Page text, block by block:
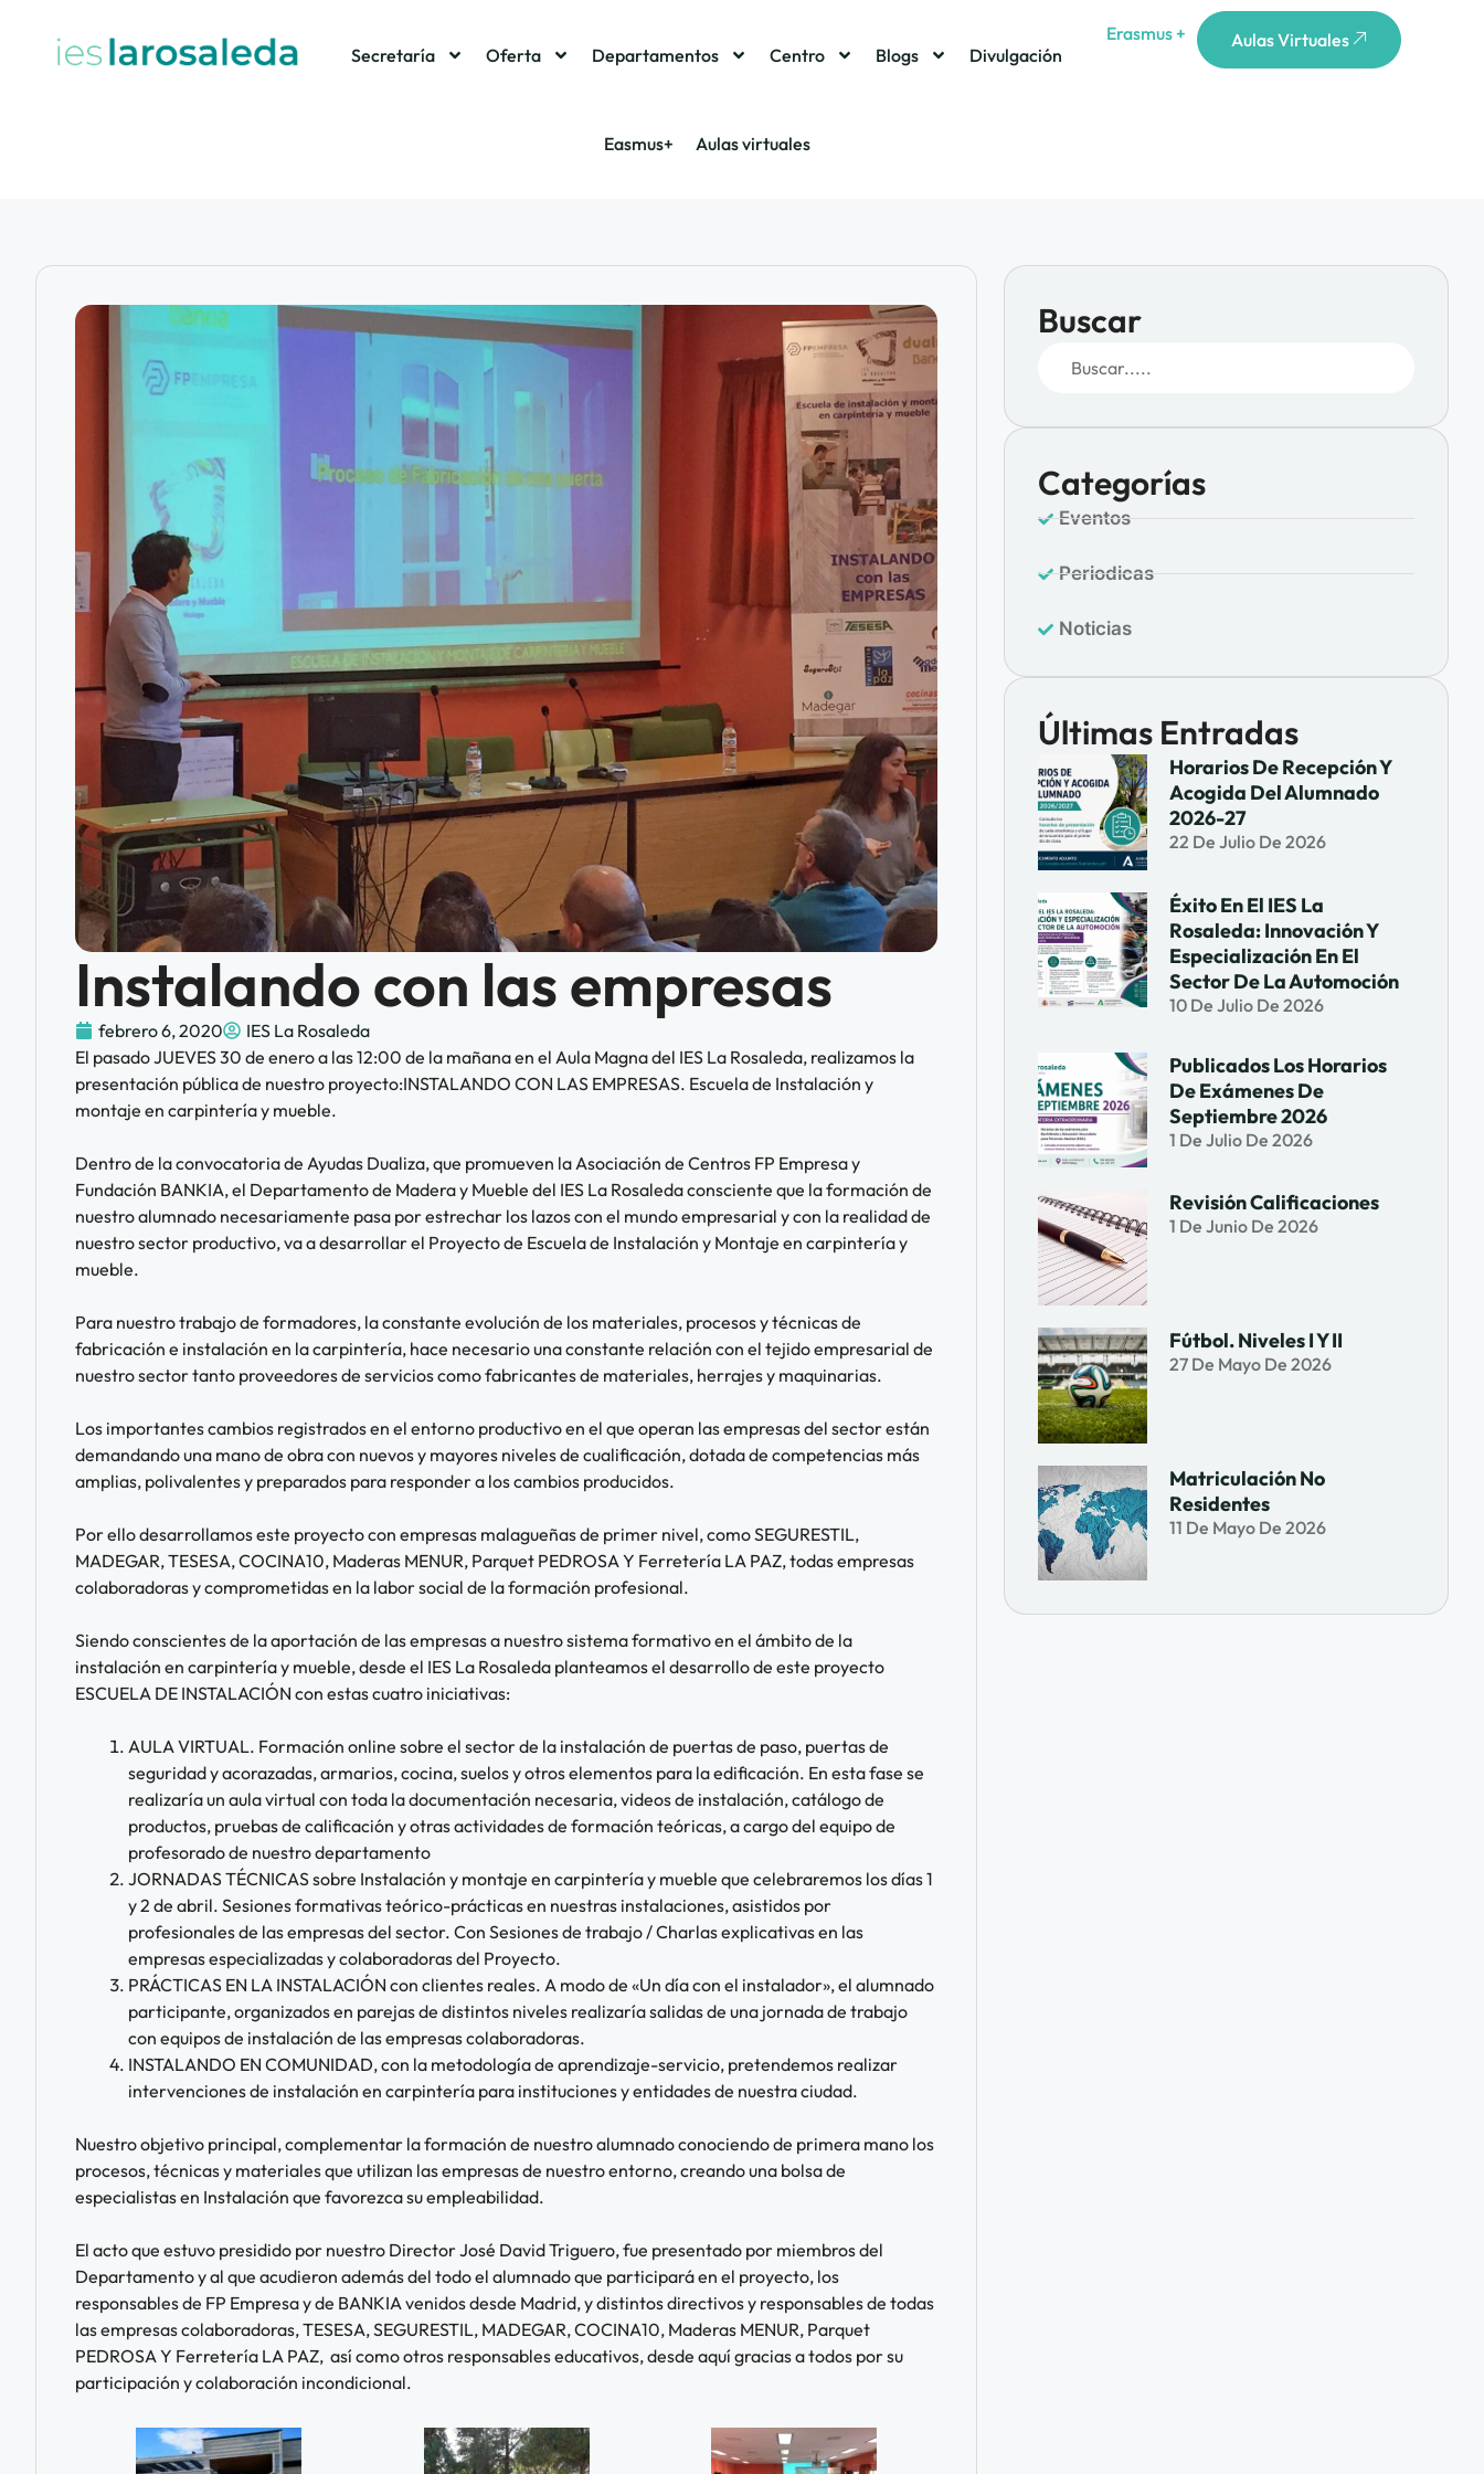
Secretaría Oferta Departamentos Centro Blogs Divulgación
Easmus+ Aulas virtuales
Erasmus + Aulas Virtuales
Instalando con las empresas
febrero 6, 2020
IES La Rosaleda
El pasado JUEVES 30 de enero a las 12:00 de la mañana en el Aula Magna del IES La Rosaleda, realizamos la
presentación pública de nuestro proyecto:INSTALANDO CON LAS EMPRESAS. Escuela de Instalación y
montaje en carpintería y mueble.
Dentro de la convocatoria de Ayudas Dualiza, que promueven la Asociación de Centros FP Empresa y
Fundación BANKIA, el Departamento de Madera y Mueble del IES La Rosaleda consciente que la formación de
nuestro alumnado necesariamente pasa por estrechar los lazos con el mundo empresarial y con la realidad de
nuestro sector productivo, va a desarrollar el Proyecto de Escuela de Instalación y Montaje en carpintería y
mueble.
Para nuestro trabajo de formadores, la constante evolución de los materiales, procesos y técnicas de
fabricación e instalación en la carpintería, hace necesario una constante relación con el tejido empresarial de
nuestro sector tanto proveedores de servicios como fabricantes de materiales, herrajes y maquinarias.
Los importantes cambios registrados en el entorno productivo en el que operan las empresas del sector están
demandando una mano de obra con nuevos y mayores niveles de cualificación, dotada de competencias más
amplias, polivalentes y preparados para responder a los cambios producidos.
Por ello desarrollamos este proyecto con empresas malagueñas de primer nivel, como SEGURESTIL,
MADEGAR, TESESA, COCINA10, Maderas MENUR, Parquet PEDROSA Y Ferretería LA PAZ, todas empresas
colaboradoras y comprometidas en la labor social de la formación profesional.
Siendo conscientes de la aportación de las empresas a nuestro sistema formativo en el ámbito de la
instalación en carpintería y mueble, desde el IES La Rosaleda planteamos el desarrollo de este proyecto
ESCUELA DE INSTALACIÓN con estas cuatro iniciativas:
AULA VIRTUAL. Formación online sobre el sector de la instalación de puertas de paso, puertas de
seguridad y acorazadas, armarios, cocina, suelos y otros elementos para la edificación. En esta fase se
realizaría un aula virtual con toda la documentación necesaria, videos de instalación, catálogo de
productos, pruebas de calificación y otras actividades de formación teóricas, a cargo del equipo de
profesorado de nuestro departamento
JORNADAS TÉCNICAS sobre Instalación y montaje en carpintería y mueble que celebraremos los días 1
y 2 de abril. Sesiones formativas teórico-prácticas en nuestras instalaciones, asistidos por
profesionales de las empresas del sector. Con Sesiones de trabajo / Charlas explicativas en las
empresas especializadas y colaboradoras del Proyecto.
PRÁCTICAS EN LA INSTALACIÓN con clientes reales. A modo de «Un día con el instalador», el alumnado
participante, organizados en parejas de distintos niveles realizaría salidas de una jornada de trabajo
con equipos de instalación de las empresas colaboradoras.
INSTALANDO EN COMUNIDAD, con la metodología de aprendizaje-servicio, pretendemos realizar
intervenciones de instalación en carpintería para instituciones y entidades de nuestra ciudad.
Nuestro objetivo principal, complementar la formación de nuestro alumnado conociendo de primera mano los
procesos, técnicas y materiales que utilizan las empresas de nuestro entorno, creando una bolsa de
especialistas en Instalación que favorezca su empleabilidad.
El acto que estuvo presidido por nuestro Director José David Triguero, fue presentado por miembros del
Departamento y al que acudieron además del todo el alumnado que participará en el proyecto, los
responsables de FP Empresa y de BANKIA venidos desde Madrid, y distintos directivos y responsables de todas
las empresas colaboradoras, TESESA, SEGURESTIL, MADEGAR, COCINA10, Maderas MENUR, Parquet
PEDROSA Y Ferretería LA PAZ, así como otros responsables educativos, desde aquí gracias a todos por su
participación y colaboración incondicional.
Buscar
Categorías
Eventos
Periodicas
Noticias
Últimas Entradas
Horarios De Recepción Y
Acogida Del Alumnado
2026-27
22 De Julio De 2026
Éxito En El IES La
Rosaleda: Innovación Y
Especialización En El
Sector De La Automoción
10 De Julio De 2026
Publicados Los Horarios
De Exámenes De
Septiembre 2026
1 De Julio De 2026
Revisión Calificaciones
1 De Junio De 2026
Fútbol. Niveles I Y II
27 De Mayo De 2026
Matriculación No
Residentes
11 De Mayo De 2026